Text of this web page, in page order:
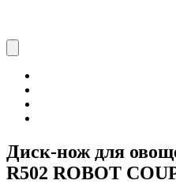
Диск-нож для
R502 ROBOT